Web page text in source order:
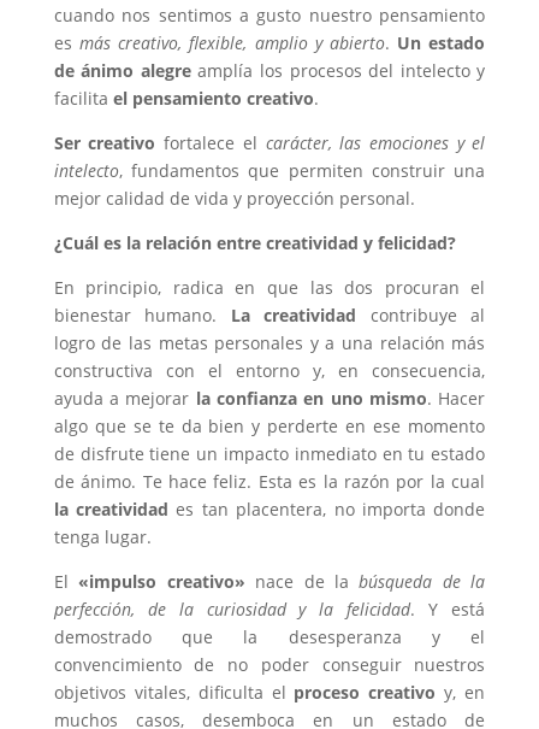
cuando nos sentimos a gusto nuestro pensamiento
es más creativo, flexible, amplio y abierto. Un estado
de ánimo alegreamplía los procesos del intelecto y
facilita el pensamiento creativo.
Ser creativo fortalece el carácter, las emociones y el
intelecto, fundamentos que permiten construir una
mejor calidad de vida y proyección personal.
¿Cuál es la relación entre creatividad y felicidad?
En principio, radica en que las dos procuran el
bienestar humano. La creatividad contribuye al
logro de las metas personales y a una relación más
constructiva con el entorno y, en consecuencia,
ayuda a mejorar la confianza en uno mismo. Hacer
algo que se te da bien y perderte en ese momento
de disfrute tiene un impacto inmediato en tu estado
de ánimo. Te hace feliz. Esta es la razón por la cual
la creatividad es tan placentera, no importa donde
tenga lugar.
El «impulso creativo» nace de labúsqueda de la
perfección, de la curiosidad y la felicidad. Y está
demostrado que la desesperanza y el
convencimiento de no poder conseguir nuestros
objetivos vitales, dificulta el proceso creativo y, en
muchos casos, desemboca en un estado de